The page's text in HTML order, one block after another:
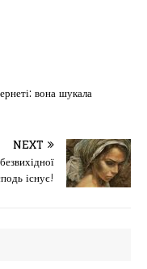
вона шукала
NEXT
існує!